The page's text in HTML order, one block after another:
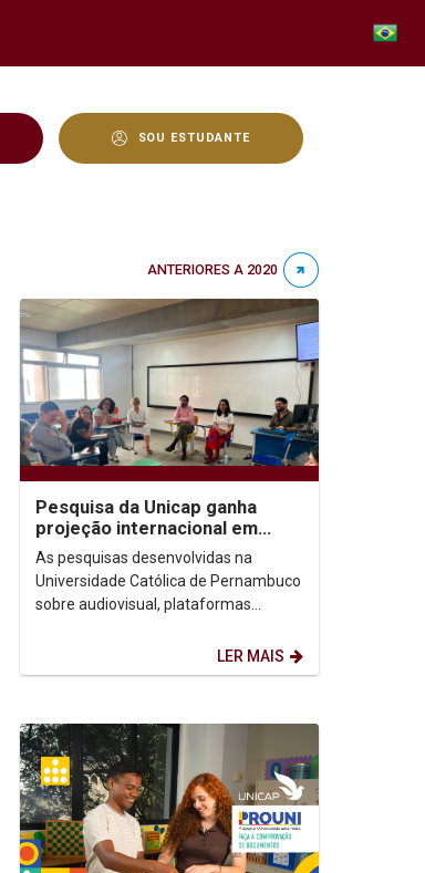
SOU ESTUDANTE
ANTERIORES A 2020
Pesquisa da Unicap ganha
projeção internacional em
congressos no Brasil e no
México
As pesquisas desenvolvidas na
Universidade Católica de Pernambuco
sobre audiovisual, plataformas
destaque em dois importantes...
LER MAIS